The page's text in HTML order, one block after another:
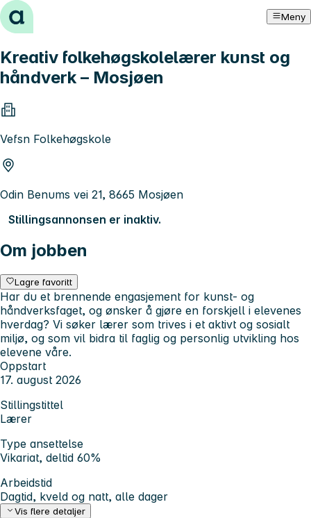
Hopp til innhold Meny
Kreativ folkehøgskolelærer kunst og
håndverk – Mosjøen
Vefsn Folkehøgskole
Odin Benums vei 21, 8665 Mosjøen
Stillingsannonsen er inaktiv.
Om jobben
Lagre favoritt
Har du et brennende engasjement for kunst- og
håndverksfaget, og ønsker å gjøre en forskjell i elevenes
hverdag? Vi søker lærer som trives i et aktivt og sosialt
miljø, og som vil bidra til faglig og personlig utvikling hos
elevene våre.
Oppstart
17. august 2026
Stillingstittel
Lærer
Type ansettelse
Vikariat, deltid 60%
Arbeidstid
Dagtid, kveld og natt, alle dager
Vis flere detaljer